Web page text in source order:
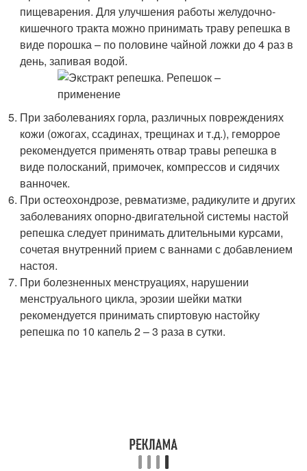
пищеварения. Для улучшения работы желудочно-
кишечного тракта можно принимать траву репешка в
виде порошка – по половине чайной ложки до 4 раз в
день, запивая водой.
При заболеваниях горла, различных повреждениях
кожи (ожогах, ссадинах, трещинах и т.д.), геморрое
рекомендуется применять отвар травы репешка в
виде полосканий, примочек, компрессов и сидячих
ванночек.
При остеохондрозе, ревматизме, радикулите и других
заболеваниях опорно-двигательной системы настой
репешка следует принимать длительными курсами,
сочетая внутренний прием с ваннами с добавлением
настоя.
При болезненных менструациях, нарушении
менструального цикла, эрозии шейки матки
рекомендуется принимать спиртовую настойку
репешка по 10 капель 2 – 3 раза в сутки.